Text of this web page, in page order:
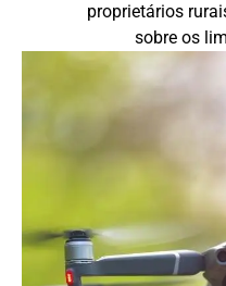
proprietários
sobre os